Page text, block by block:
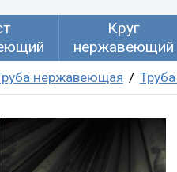
Круг
нержавеющий
нержавеющая